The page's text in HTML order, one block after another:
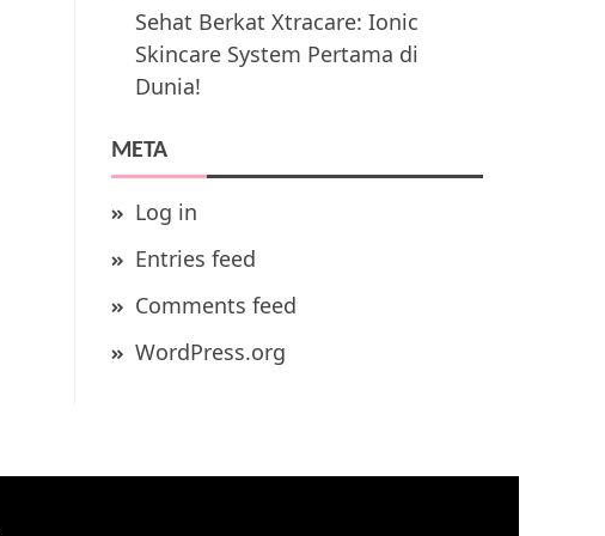
Sehat Berkat Xtracare: Ionic
Skincare System Pertama di
Dunia!
META
Log in
Entries feed
Comments feed
WordPress.org